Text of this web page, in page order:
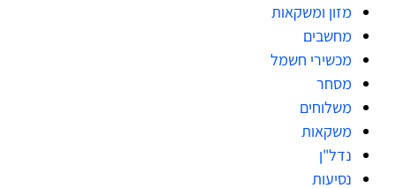
מזון ומשקאות
מחשבים
מכשירי חשמל
מסחר
משלוחים
משקאות
נדל"ן
נסיעות